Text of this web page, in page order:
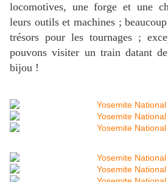
locomotives, une forge et une
leurs outils et machines ;
trésors pour les tournages ;
pouvons visiter un train datant
bijou !